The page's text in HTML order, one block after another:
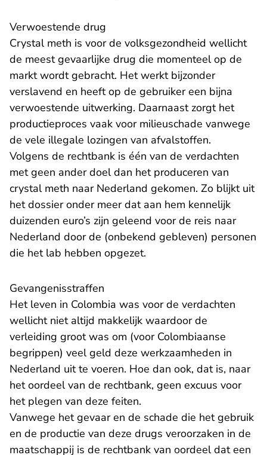
Verwoestende drug
Crystal meth is voor de volksgezondheid wellicht
de meest gevaarlijke drug die momenteel op de
markt wordt gebracht. Het werkt bijzonder
verslavend en heeft op de gebruiker een bijna
verwoestende uitwerking. Daarnaast zorgt het
productieproces vaak voor milieuschade vanwege
de vele illegale lozingen van afvalstoffen.
Volgens de rechtbank is één van de verdachten
met geen ander doel dan het produceren van
crystal meth naar Nederland gekomen. Zo blijkt uit
het dossier onder meer dat aan hem kennelijk
duizenden euro’s zijn geleend voor de reis naar
Nederland door de (onbekend gebleven) personen
die het lab hebben opgezet.
Gevangenisstraffen
Het leven in Colombia was voor de verdachten
wellicht niet altijd makkelijk waardoor de
verleiding groot was om (voor Colombiaanse
begrippen) veel geld deze werkzaamheden in
Nederland uit te voeren. Hoe dan ook, dat is, naar
het oordeel van de rechtbank, geen excuus voor
het plegen van deze feiten.
Vanwege het gevaar en de schade die het gebruik
en de productie van deze drugs veroorzaken in de
maatschappij is de rechtbank van oordeel dat een